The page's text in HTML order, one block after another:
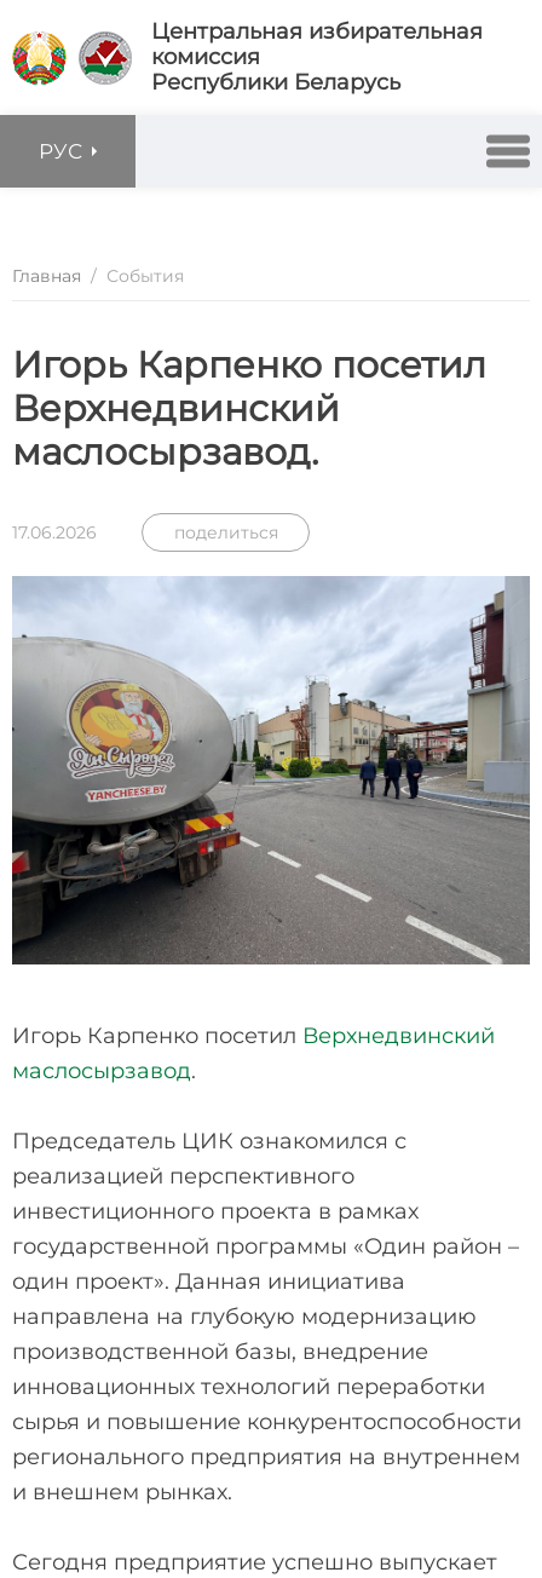
Центральная избирательная
комиссия
Республики Беларусь
РУС
Главная / События
Игорь Карпенко посетил
Верхнедвинский
маслосырзавод.
17.06.2026 поделиться
Игорь Карпенко посетил Верхнедвинский
маслосырзавод.
Председатель ЦИК ознакомился с
реализацией перспективного
инвестиционного проекта в рамках
государственной программы «Один район –
один проект». Данная инициатива
направлена на глубокую модернизацию
производственной базы, внедрение
инновационных технологий переработки
сырья и повышение конкурентоспособности
регионального предприятия на внутреннем
и внешнем рынках.
Сегодня предприятие успешно выпускает